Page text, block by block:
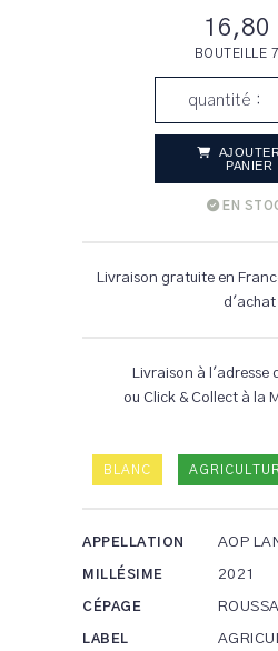
16,80
BOUTEILLE
quantité :
PANIER
EN
Livraison gratuite en
d'achat
Livraison à l'adresse
ou Click & Collect à la
BLANC
APPELLATION AOP
MILLÉSIME 2021
CÉPAGE
LABEL